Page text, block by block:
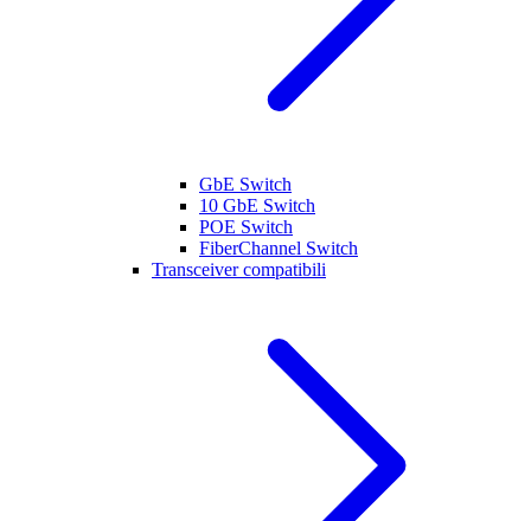
GbE Switch
10 GbE Switch
POE Switch
FiberChannel Switch
Transceiver compatibili